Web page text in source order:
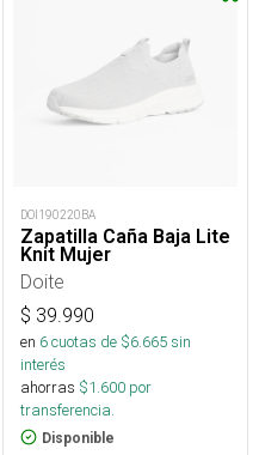
DOI190220BA
Zapatilla Caña Baja Lite
Knit Mujer
Doite
$ 39.990
en 6cuotas de $6.665sin
interés
ahorras $1.600 por
transferencia.
Disponible